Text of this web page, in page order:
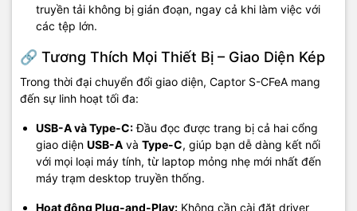
truyền tải không bị gián đoạn, ngay cả khi làm việc với
các tệp lớn.
🔗 Tương Thích Mọi Thiết Bị – Giao Diện Kép
Trong thời đại chuyển đổi giao diện, Captor S-CFeA mang
đến sự linh hoạt tối đa:
USB-A và Type-C:Đầu đọc được trang bị cả hai cổng
giao diện USB-A và Type-C, giúp bạn dễ dàng kết nối
với mọi loại máy tính, từ laptop mỏng nhẹ mới nhất đến
máy trạm desktop truyền thống.
Hoạt động Plug-and-Play: Không cần cài đặt driver